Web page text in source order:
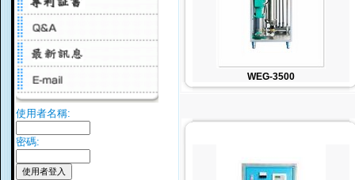
使用者名稱:
密碼:
WEG-3500